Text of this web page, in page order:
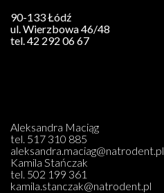
90-133 Łódź
ul. Wierzbowa 46/48
tel.42 292 06 67
Aleksandra Maciąg
tel. 517 310 885
aleksandra.maciag@natrodent.pl
Kamila Stańczak
tel. 502 199 361
kamila.stanczak@natrodent.pl